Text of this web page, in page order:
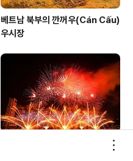
베트남 북부의 깐꺼우(Cán Cấu)
우시장
베트남 다낭에서의 어부 체험 축제